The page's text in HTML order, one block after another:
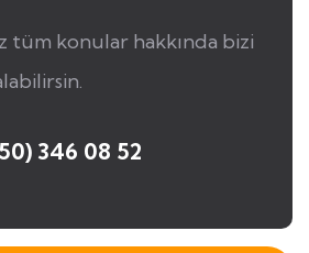
tüm konular hakkında bizi
346 08 52